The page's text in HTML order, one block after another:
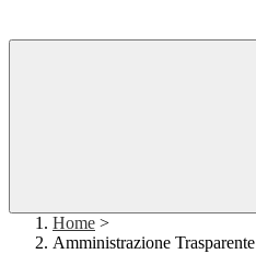
Home >
Amministrazione Trasparente